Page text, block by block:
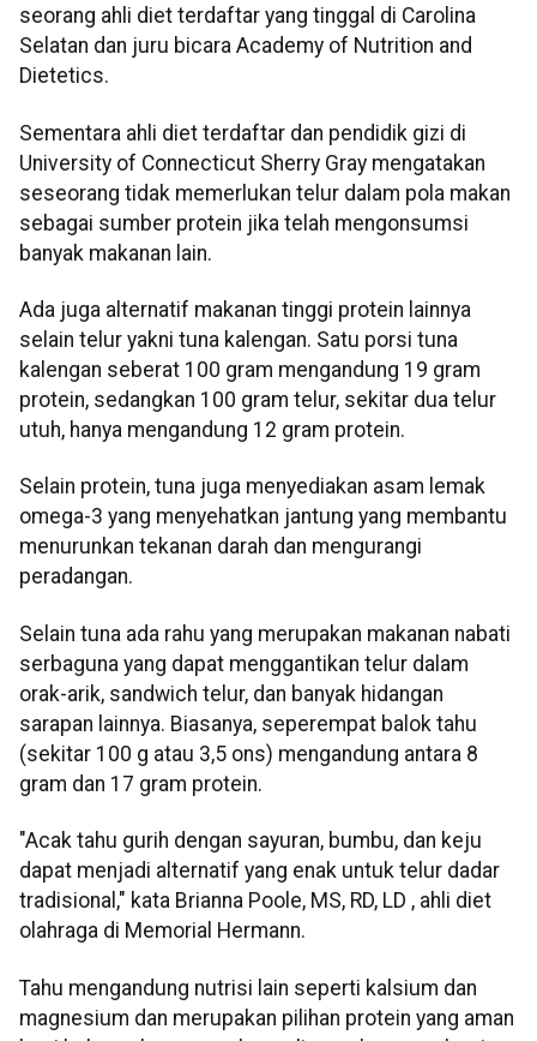
seorang ahli diet terdaftar yang tinggal di Carolina
Selatan dan juru bicara Academy of Nutrition and
Dietetics.
Sementara ahli diet terdaftar dan pendidik gizi di
University of Connecticut Sherry Gray mengatakan
seseorang tidak memerlukan telur dalam pola makan
sebagai sumber protein jika telah mengonsumsi
banyak makanan lain.
Ada juga alternatif makanan tinggi protein lainnya
selain telur yakni tuna kalengan. Satu porsi tuna
kalengan seberat 100 gram mengandung 19 gram
protein, sedangkan 100 gram telur, sekitar dua telur
utuh, hanya mengandung 12 gram protein.
Selain protein, tuna juga menyediakan asam lemak
omega-3 yang menyehatkan jantung yang membantu
menurunkan tekanan darah dan mengurangi
peradangan.
Selain tuna ada rahu yang merupakan makanan nabati
serbaguna yang dapat menggantikan telur dalam
orak-arik, sandwich telur, dan banyak hidangan
sarapan lainnya. Biasanya, seperempat balok tahu
(sekitar 100 g atau 3,5 ons) mengandung antara 8
gram dan 17 gram protein.
"Acak tahu gurih dengan sayuran, bumbu, dan keju
dapat menjadi alternatif yang enak untuk telur dadar
tradisional," kata Brianna Poole, MS, RD, LD , ahli diet
olahraga di Memorial Hermann.
Tahu mengandung nutrisi lain seperti kalsium dan
magnesium dan merupakan pilihan protein yang aman